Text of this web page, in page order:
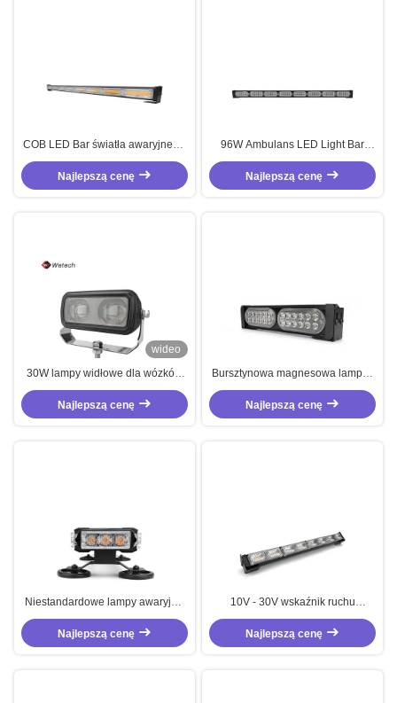
COB LED Bar światła awaryjnego
Amber White Red Blue LED Bar
światła awaryjnego 12W
Najlepszą cenę
96W Ambulans LED Light Bar
IP67 LED Strobe Light Bar OEM
ODM
Najlepszą cenę
wideo
30W lampy widłowe dla wózków
widłowych
Najlepszą cenę
Bursztynowa magnesowa lampka
lampowa COB LED
Najlepszą cenę
Niestandardowe lampy awaryjne
10V - 30V
Najlepszą cenę
10V - 30V wskaźnik ruchu
drogowego Bar 36W Amber LED
wskaźnik ruchu drogowego
Najlepszą cenę